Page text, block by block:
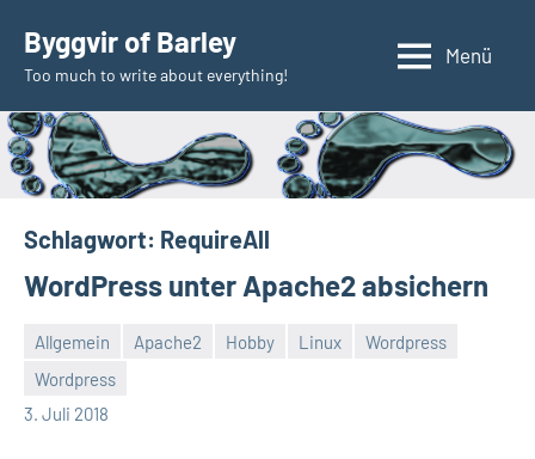
Inhalt
springen
Byggvir of Barley
Too much to write about everything!
Menü
Schlagwort: RequireAll
WordPress unter Apache2 absichern
Allgemein Apache2 Hobby Linux
Wordpress
Wordpress
3. Juli 2018
Thomas